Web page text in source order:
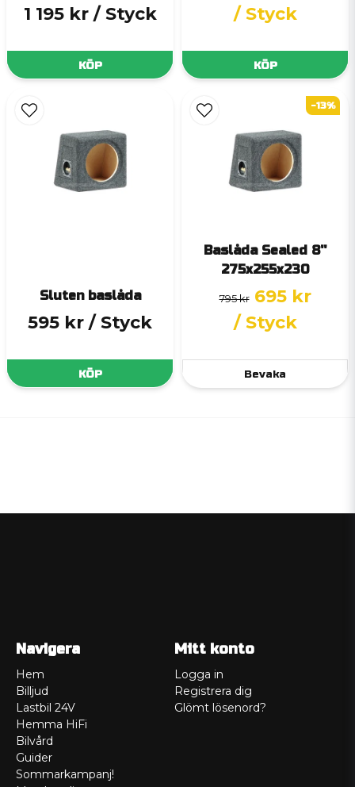
1 195 kr / Styck
KÖP
/ Styck
KÖP
Sluten baslåda
595 kr / Styck
KÖP
Baslåda Sealed 8''
275x255x230
795 kr 695 kr
/ Styck
Bevaka
-13%
Navigera
Hem
Billjud
Lastbil 24V
Hemma HiFi
Bilvård
Guider
Sommarkampanj!
Mitt konto
Logga in
Registrera dig
Glömt lösenord?